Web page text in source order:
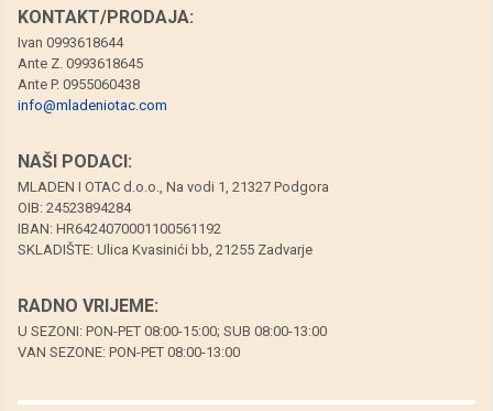
KONTAKT/PRODAJA:
Ivan 0993618644
Ante Z. 0993618645
Ante P. 0955060438
info@mladeniotac.com
NAŠI PODACI:
MLADEN I OTAC d.o.o., Na vodi 1, 21327 Podgora
OIB: 24523894284
IBAN: HR6424070001100561192
SKLADIŠTE: Ulica Kvasinići bb, 21255 Zadvarje
RADNO VRIJEME:
U SEZONI: PON-PET 08:00-15:00; SUB 08:00-13:00
VAN SEZONE: PON-PET 08:00-13:00